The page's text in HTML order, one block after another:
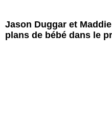
Jason Duggar et
plans de bébé dans le